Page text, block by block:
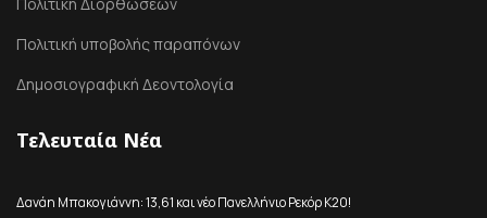
Πολιτική Διορθώσεων
Πολιτική υποβολής παραπόνων
Δημοσιογραφική Δεοντολογία
Τελευταία Νέα
Δανάη Μπακογιάννη: 13,61 και νέο Πανελλήνιο Ρεκόρ Κ20!